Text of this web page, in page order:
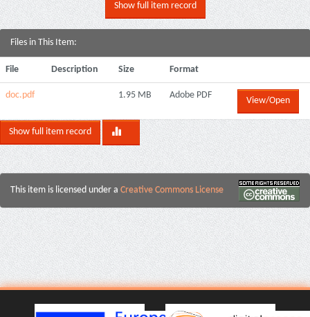
Show full item record
Files in This Item:
File Description Size Format
doc.pdf 1.95 MB Adobe PDF
View/Open
Show full item record
This item is licensed under a Creative Commons License